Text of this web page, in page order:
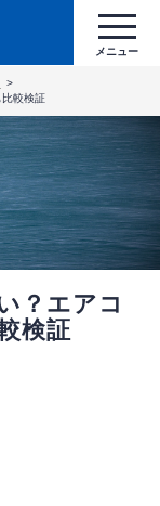
較検証
？エアコ
検証